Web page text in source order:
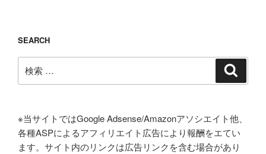
ー
シ
ョ
ン
SEARCH
索:
※当サイトではGoogle Adsense/Amazonアソシエイト他、
各種ASPによるアフィリエイト広告により報酬をエてい
ます。サイト内のリンクは広告リンクを含む場合があり